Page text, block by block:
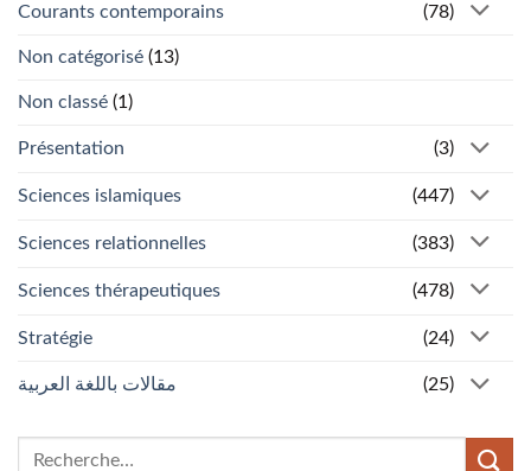
Courants contemporains (78)
Non catégorisé (13)
Non classé (1)
Présentation (3)
Sciences islamiques (447)
Sciences relationnelles (383)
Sciences thérapeutiques (478)
Stratégie (24)
مقالات باللغة العربية (25)